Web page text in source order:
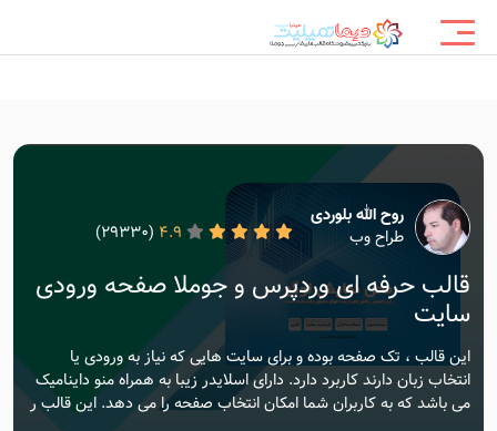
روح الله بلوردی
طراح وب
4.9
(29330)
قالب حرفه ای وردپرس و جوملا صفحه ورودی
سایت
این قالب ، تک صفحه بوده و برای سایت هایی که نیاز به ورودی یا
انتخاب زبان دارند کاربرد دارد. دارای اسلایدر زیبا به همراه منو داینامیک
می باشد که به کاربران شما امکان انتخاب صفحه را می دهد. این قالب ر